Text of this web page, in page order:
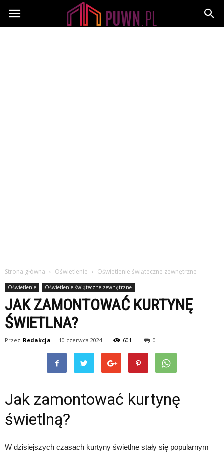
PUWN.pl
Strona główna Oświetlenie Oświetlenie świąteczne zewnętrzne
Oświetlenie Oświetlenie świąteczne zewnętrzne
JAK ZAMONTOWAĆ KURTYNĘ
ŚWIETLNA?
Przez Redakcja - 10 czerwca 2024 601 0
Jak zamontować kurtynę
świetlną?
W dzisiejszych czasach kurtyny świetlne stały się popularnym